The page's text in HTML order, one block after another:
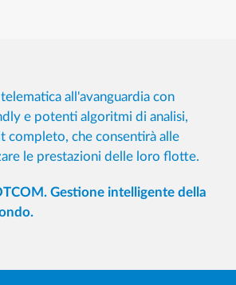
all'avanguardia con
e potenti algoritmi di analisi,
completo, che consentirà alle
le prestazioni delle loro flotte.
Gestione intelligente della